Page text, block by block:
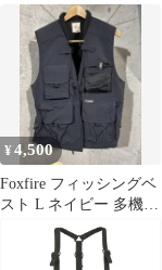
¥4,500
Foxfire フィッシングベ
スト L ネイビー 多機能
ベスト アウトドア